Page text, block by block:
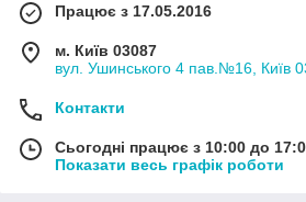
Працює з 17.05.2016
м. Київ 03087
вул. Ушинського 4 пав.№16, Київ
Контакти
Сьогодні працює з 10:00 до
Показати весь графік роботи